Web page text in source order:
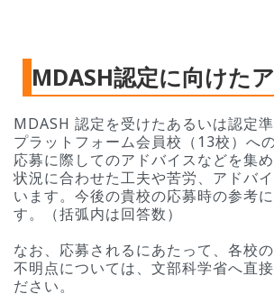
MDASH認定に向けた
MDASH 認定を受けたあるいは認定
プラットフォーム会員校（13校）へ
応募に際してのアドバイスなどを集
状況に合わせた工夫や苦労、アドバ
います。今後の貴校の応募時の参考
す。（括弧内は回答数）
なお、応募されるにあたって、各校
不明点については、文部科学省へ直
ださい。